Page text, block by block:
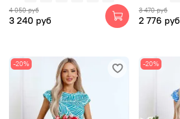
4 050 руб
3 240 руб
3 470 руб
2 776 руб
-20% -20%